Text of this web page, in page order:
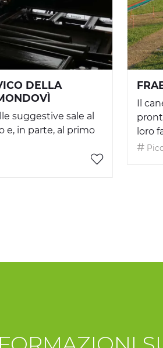
DELLA
suggestive sale al
e, in parte, al primo
Il
loro